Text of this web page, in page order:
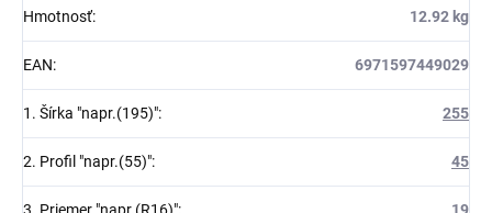
Hmotnosť: 12.92 kg
EAN: 6971597449029
1. Šírka "napr.(195)": 255
2. Profil "napr.(55)": 45